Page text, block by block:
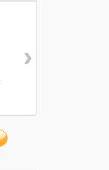
›